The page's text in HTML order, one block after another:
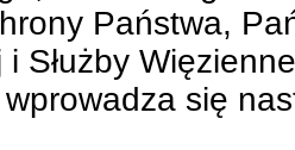
Państwa,
Służby
wprowadza się